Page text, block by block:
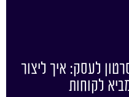
לעסק: איך ליצור
לקוחות